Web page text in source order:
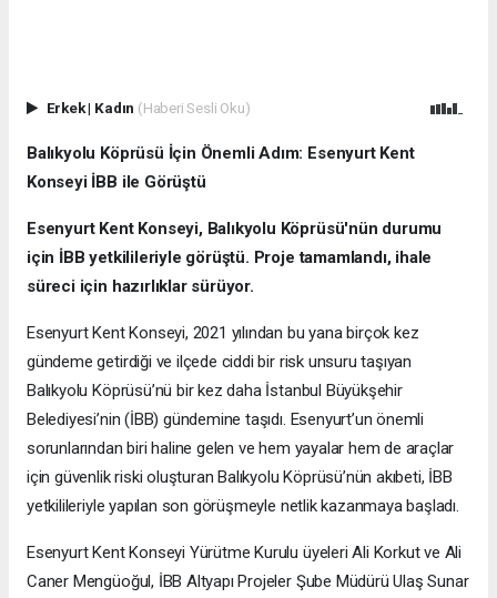
Erkek| Kadın (Haberi Sesli Oku)
Balıkyolu Köprüsü İçin Önemli Adım: Esenyurt Kent
Konseyi İBB ile Görüştü
Esenyurt Kent Konseyi, Balıkyolu Köprüsü'nün durumu
için İBB yetkilileriyle görüştü. Proje tamamlandı, ihale
süreci için hazırlıklar sürüyor.
Esenyurt Kent Konseyi, 2021 yılından bu yana birçok kez
gündeme getirdiği ve ilçede ciddi bir risk unsuru taşıyan
Balıkyolu Köprüsü’nü bir kez daha İstanbul Büyükşehir
Belediyesi’nin (İBB) gündemine taşıdı. Esenyurt’un önemli
sorunlarından biri haline gelen ve hem yayalar hem de araçlar
için güvenlik riski oluşturan Balıkyolu Köprüsü’nün akıbeti, İBB
yetkilileriyle yapılan son görüşmeyle netlik kazanmaya başladı.
Esenyurt Kent Konseyi Yürütme Kurulu üyeleri Ali Korkut ve Ali
Caner Mengüoğul, İBB Altyapı Projeler Şube Müdürü Ulaş Sunar